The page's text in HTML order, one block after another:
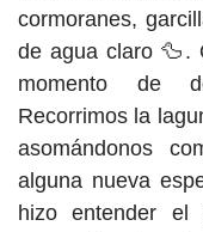
cormoranes,
de agua claro 🦆.
momento de
Recorrimos la
asomándonos
alguna nueva
hizo entender el